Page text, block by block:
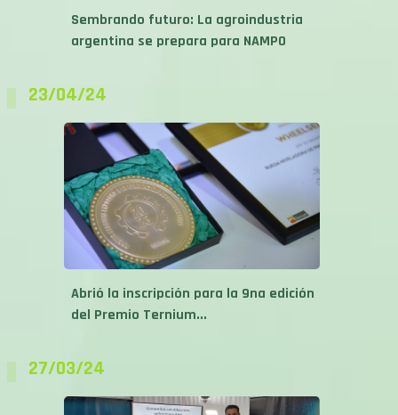
Sembrando futuro: La agroindustria
argentina se prepara para NAMPO
23/04/24
Abrió la inscripción para la 9na edición
del Premio Ternium...
27/03/24